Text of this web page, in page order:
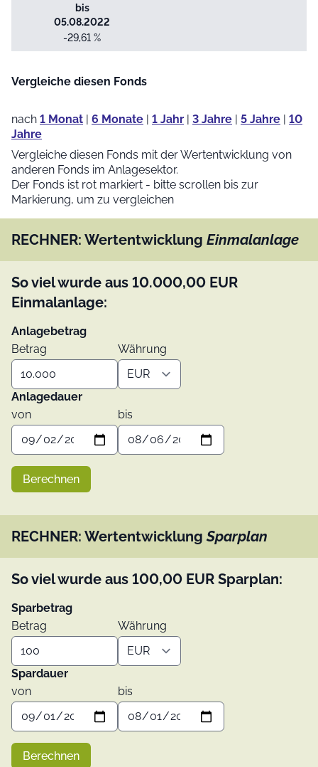
bis
05.08.2022
-29,61 %
Vergleiche diesen Fonds
nach 1 Monat | 6 Monate | 1 Jahr | 3 Jahre | 5 Jahre | 10
Jahre
Vergleiche diesen Fonds mit der Wertentwicklung von
anderen Fonds im Anlagesektor.
Der Fonds ist rot markiert - bitte scrollen bis zur
Markierung, um zu vergleichen
RECHNER: Wertentwicklung Einmalanlage
So viel wurde aus 10.000,00 EUR
Einmalanlage:
Anlagebetrag
Betrag
Währung
Anlagedauer
von
bis
Berechnen
RECHNER: WertentwicklungSparplan
So viel wurde aus 100,00 EUR Sparplan:
Sparbetrag
Betrag
Währung
Spardauer
von
bis
Berechnen